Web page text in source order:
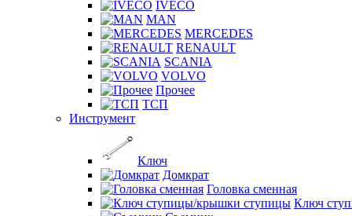
IVECO
MAN
MERCEDES
RENAULT
SCANIA
VOLVO
Прочее
ТСП
Инструмент
Ключ
Домкрат
Головка сменная
Ключ